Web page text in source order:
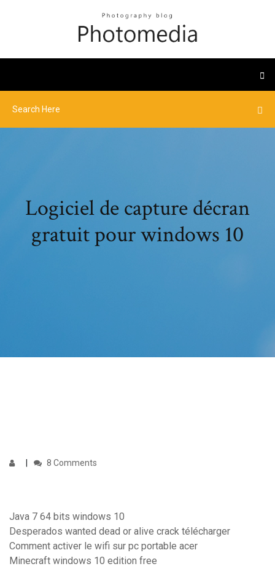
Logiciel de capture décran
gratuit pour windows 10
8 Comments
Java 7 64 bits windows 10
Desperados wanted dead or alive crack télécharger
Comment activer le wifi sur pc portable acer
Minecraft windows 10 edition free